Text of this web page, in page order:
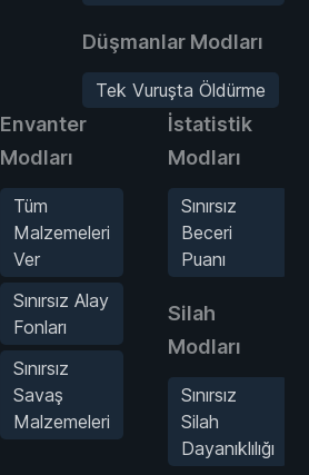
Düşmanlar Modları
Tek Vuruşta Öldürme
Envanter
Modları
Tüm
Malzemeleri
Ver
Sınırsız Alay
Fonları
Sınırsız
Savaş
Malzemeleri
İstatistik
Modları
Sınırsız
Beceri
Puanı
Silah
Modları
Sınırsız
Silah
Dayanıklılığı